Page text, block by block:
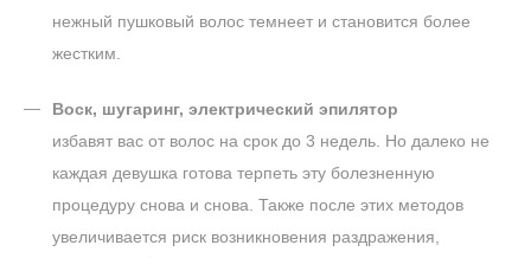
нежный пушковый волос темнеет и становится более
жестким.
Воск, шугаринг, электрический эпилятор
избавят вас от волос на срок до 3 недель. Но далеко не
каждая девушка готова терпеть эту болезненную
процедуру снова и снова. Также после этих методов
увеличивается риск возникновения раздражения,